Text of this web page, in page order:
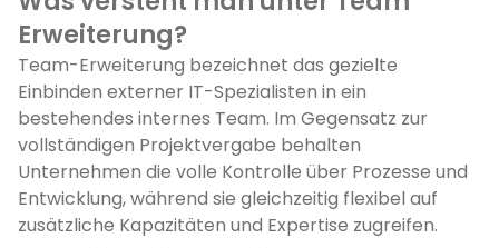
Erweiterung?
Team-Erweiterung bezeichnet das gezielte
Einbinden externer IT-Spezialisten in ein
bestehendes internes Team. Im Gegensatz zur
vollständigen Projektvergabe behalten
Unternehmen die volle Kontrolle über Prozesse und
Entwicklung, während sie gleichzeitig flexibel auf
zusätzliche Kapazitäten und Expertise zugreifen.